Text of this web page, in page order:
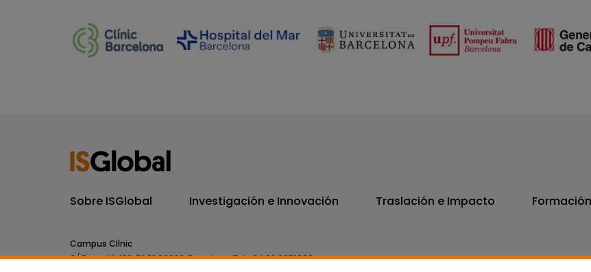
Sobre ISGlobal Investigación e Innovación Traslación e Impacto Formación
Campus Clínic
C/ Rosselló, 132, 5º 2ª 08036.Barcelona.Tel.+34 93 227 1806